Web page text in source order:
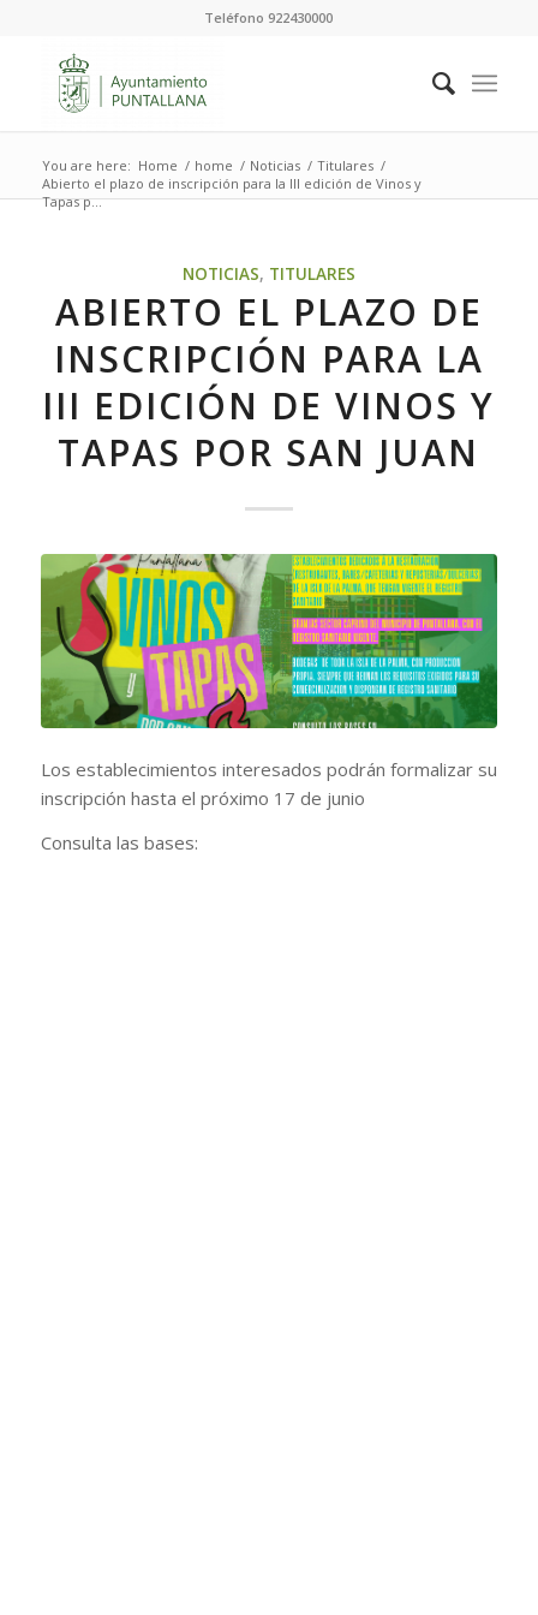
Teléfono 922430000
You are here: Home / home / Noticias / Titulares /
Abierto el plazo de inscripción para la III edición de Vinos y
Tapas p...
NOTICIAS, TITULARES
ABIERTO EL PLAZO DE
INSCRIPCIÓN PARA LA
III EDICIÓN DE VINOS Y
TAPAS POR SAN JUAN
Los establecimientos interesados podrán formalizar su
inscripción hasta el próximo 17 de junio
Consulta las bases: